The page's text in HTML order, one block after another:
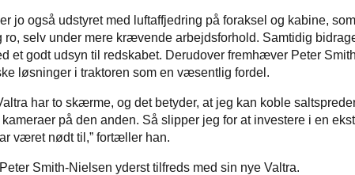
jo også udstyret med luftaffjedring på foraksel og kabine,
ro, selv under mere krævende arbejdsforhold. Samtidig
et godt udsyn til redskabet. Derudover fremhæver Peter
løsninger i traktoren som en væsentlig fordel.
har to skærme, og det betyder, at jeg kan koble
på den anden. Så slipper jeg for at investere i en
været nødt til,” fortæller han.
Smith-Nielsen yderst tilfreds med sin nye Valtra.